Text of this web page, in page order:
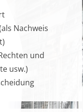
Nachweis
und
usw.)